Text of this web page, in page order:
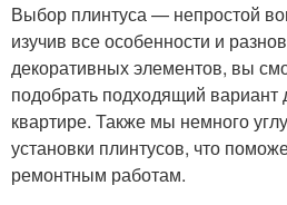
Выбор плинтуса — непростой
изучив все особенности и
декоративных элементов, вы
подобрать подходящий
квартире. Также мы немного
установки плинтусов, что
ремонтным работам.